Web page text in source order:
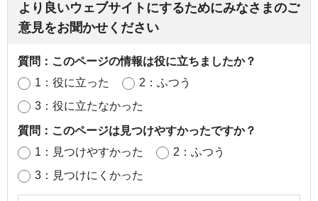
より良いウェブサイトにするためにみなさまのご
意見をお聞かせください
質問：このページの情報は役に立ちましたか？
1：役に立った
2：ふつう
3：役に立たなかった
質問：このページは見つけやすかったですか？
1：見つけやすかった
2：ふつう
3：見つけにくかった